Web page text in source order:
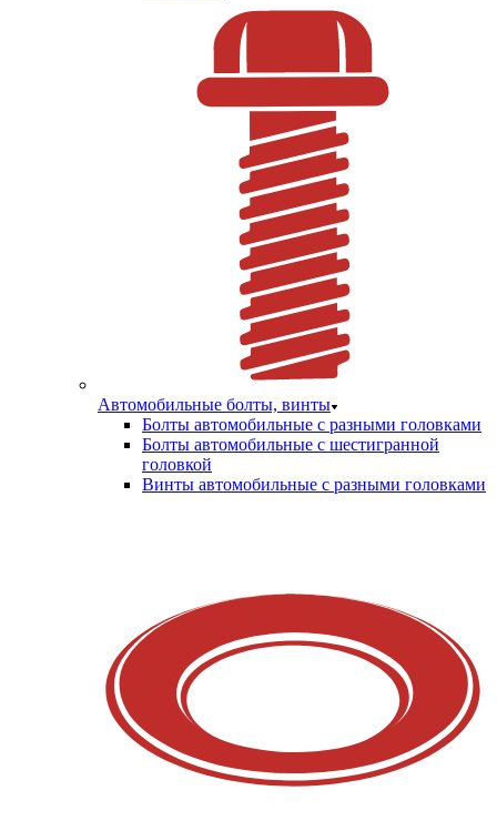
Автомобильные болты, винты
Болты автомобильные с разными головками
Болты автомобильные с шестигранной
головкой
Винты автомобильные с разными головками